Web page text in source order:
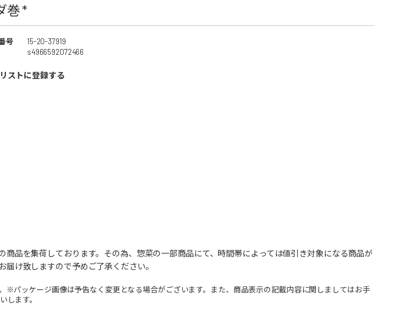
巻 *
号
15-20-37919
s4966592072466
ストに登録する
品を集荷しております。その為、惣菜の一部商品にて、時間帯によっては値引き対象になる商品が
け致しますので予めご了承ください。
※パッケージ画像は予告なく変更となる場合がございます。また、商品表示の記載内容に関しましてはお手
します。